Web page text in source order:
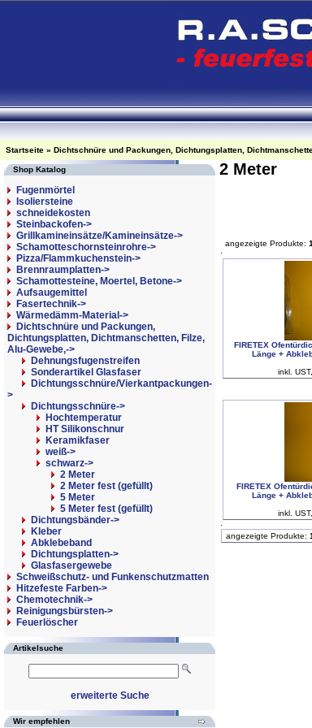
Startseite » Dichtschnüre und Packungen, Dichtungsplatten,
Shop Katalog
Fugenmörtel
Isoliersteine
schneidekosten
Steinbackofen->
Grillkamineinsätze/Kamineinsätze->
Schamotteschornsteinrohre->
Pizza/Flammkuchenstein->
Brennraumplatten->
Schamottesteine, Moertel, Betone->
Aufsaugemittel
Fasertechnik->
Wärmedämm-Material->
Dichtschnüre und Packungen,
Dichtungsplatten, Dichtmanschetten, Filze,
Alu-Gewebe,->
Dehnungsfugenstreifen
Sonderartikel Glasfaser
Dichtungsschnüre/Vierkantpackungen-
>
Dichtungsschnüre->
Hochtemperatur
HT Silikonschnur
Keramikfaser
weiß->
schwarz->
2 Meter
2 Meter fest (gefüllt)
5 Meter
5 Meter fest (gefüllt)
Dichtungsbänder->
Kleber
Abklebeband
Dichtungsplatten->
Glasfasergewebe
Schweißschutz- und Funkenschutzmatten
Hitzefeste Farben->
Chemotechnik->
Reinigungsbürsten->
Feuerlöscher
Artikelsuche
erweiterte Suche
Wir empfehlen
2 Meter
angezeigte Produkte: 1
FIRETEX
Länge +
inkl. UST,
FIRETEX
Länge +
inkl. UST,
angezeigte Produkte: 1